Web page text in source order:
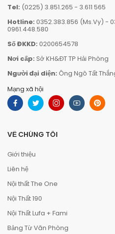
Tel: (0225) 3.851.265 - 3.611 565
Hotline: 0352.383.856 (Ms.Vy) -
0961.448.580
Số ĐKKD: 0200654578
Nơi cấp: Sở KH&ĐT TP Hải Phòng
Người đại diện: Ông Ngô Tất
Mạng xã hội
VỀ CHÚNG TÔI
Giới thiệu
Liên hệ
Nội thất The One
Nội Thất 190
Nội Thất Lufa + Fami
Bảng Từ Văn Phòng